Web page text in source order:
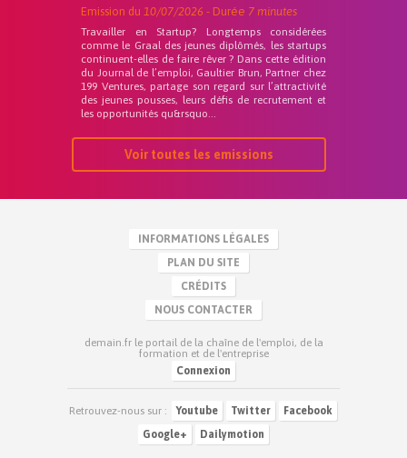
Emission du 10/07/2026 - Durée 7 minutes
Travailler en Startup? Longtemps considérées
comme le Graal des jeunes diplômés, les startups
continuent-elles de faire rêver ? Dans cette édition
du Journal de l’emploi, Gaultier Brun, Partner chez
199 Ventures, partage son regard sur l’attractivité
des jeunes pousses, leurs défis de recrutement et
les opportunités qu&rsquo...
Voir toutes les emissions
INFORMATIONS LÉGALES
PLAN DU SITE
CRÉDITS
NOUS CONTACTER
demain.fr le portail de la chaîne de l'emploi, de la
formation et de l'entreprise
Connexion
Retrouvez-nous sur : Youtube Twitter
Facebook
Google+
Dailymotion